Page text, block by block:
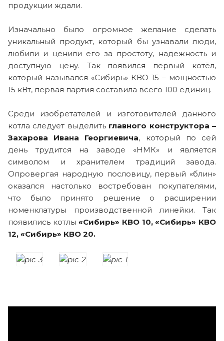
продукции ждали.
Изначально было огромное желание сделать
уникальный продукт, который бы узнавали люди,
любили и ценили его за простоту, надежность и
доступную цену. Так появился первый котёл,
который назывался «Сибирь» КВО 15 – мощностью
15 кВт, первая партия составила всего 100 единиц.
Среди изобретателей и изготовителей данного
котла следует выделить главного конструктора –
Захарова Ивана Георгиевича, который по сей
день трудится на заводе «НМК» и является
символом и хранителем традиций завода.
Опровергая народную пословицу, первый «блин»
оказался настолько востребован покупателями,
что было принято решение о расширении
номенклатуры производственной линейки. Так
появились котлы«Сибирь» КВО 10, «Сибирь» КВО
12, «Сибирь» КВО 20.